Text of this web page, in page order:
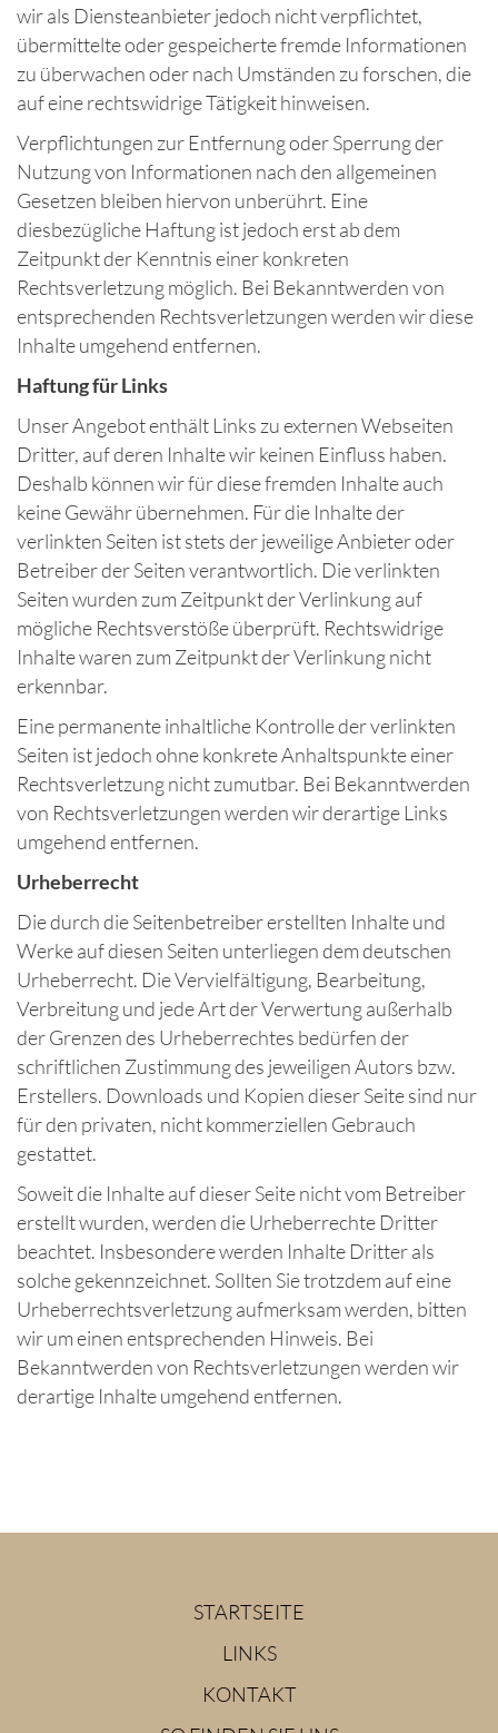
wir als Diensteanbieter jedoch nicht verpflichtet,
übermittelte oder gespeicherte fremde Informationen
zu überwachen oder nach Umständen zu forschen, die
auf eine rechtswidrige Tätigkeit hinweisen.
Verpflichtungen zur Entfernung oder Sperrung der
Nutzung von Informationen nach den allgemeinen
Gesetzen bleiben hiervon unberührt. Eine
diesbezügliche Haftung ist jedoch erst ab dem
Zeitpunkt der Kenntnis einer konkreten
Rechtsverletzung möglich. Bei Bekanntwerden von
entsprechenden Rechtsverletzungen werden wir diese
Inhalte umgehend entfernen.
Haftung für Links
Unser Angebot enthält Links zu externen Webseiten
Dritter, auf deren Inhalte wir keinen Einfluss haben.
Deshalb können wir für diese fremden Inhalte auch
keine Gewähr übernehmen. Für die Inhalte der
verlinkten Seiten ist stets der jeweilige Anbieter oder
Betreiber der Seiten verantwortlich. Die verlinkten
Seiten wurden zum Zeitpunkt der Verlinkung auf
mögliche Rechtsverstöße überprüft. Rechtswidrige
Inhalte waren zum Zeitpunkt der Verlinkung nicht
erkennbar.
Eine permanente inhaltliche Kontrolle der verlinkten
Seiten ist jedoch ohne konkrete Anhaltspunkte einer
Rechtsverletzung nicht zumutbar. Bei Bekanntwerden
von Rechtsverletzungen werden wir derartige Links
umgehend entfernen.
Urheberrecht
Die durch die Seitenbetreiber erstellten Inhalte und
Werke auf diesen Seiten unterliegen dem deutschen
Urheberrecht. Die Vervielfältigung, Bearbeitung,
Verbreitung und jede Art der Verwertung außerhalb
der Grenzen des Urheberrechtes bedürfen der
schriftlichen Zustimmung des jeweiligen Autors bzw.
Erstellers. Downloads und Kopien dieser Seite sind nur
für den privaten, nicht kommerziellen Gebrauch
gestattet.
Soweit die Inhalte auf dieser Seite nicht vom Betreiber
erstellt wurden, werden die Urheberrechte Dritter
beachtet. Insbesondere werden Inhalte Dritter als
solche gekennzeichnet. Sollten Sie trotzdem auf eine
Urheberrechtsverletzung aufmerksam werden, bitten
wir um einen entsprechenden Hinweis. Bei
Bekanntwerden von Rechtsverletzungen werden wir
derartige Inhalte umgehend entfernen.
STARTSEITE
LINKS
KONTAKT